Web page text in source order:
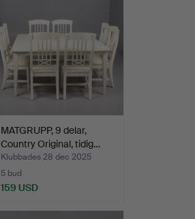
MATGRUPP, 9 delar,
Country Original, tidig…
Klubbades 28 dec 2025
5 bud
159 USD